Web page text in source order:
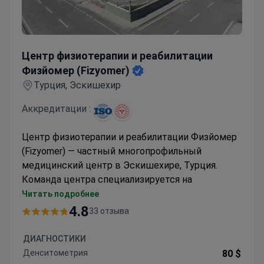
Центр физиотерапии и реабилитации
Физйомер (Fizyomer)
Турция, Эскишехир
Аккредитации :
Центр физиотерапии и реабилитации Физйомер
(Fizyomer) — частный многопрофильный
медицинский центр в Эскишехире, Турция.
Команда центра специализируется на
неврологии, стоматологии, эстетической
медицине, косметологии и реабилитации. Центр
программы реабилитации, разработанные за 24
года работы, с успешностью 98%, особенно для
Читать подробнее
4.833 отзыва
ДИАГНОСТИКИ
Денситометрия
80 $